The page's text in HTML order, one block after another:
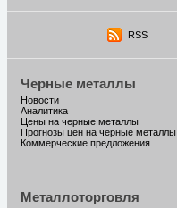
RSS
Черные металлы
Новости
Аналитика
Цены на черные металлы
Прогнозы цен на черные металлы
Коммерческие предложения
Металлоторговля